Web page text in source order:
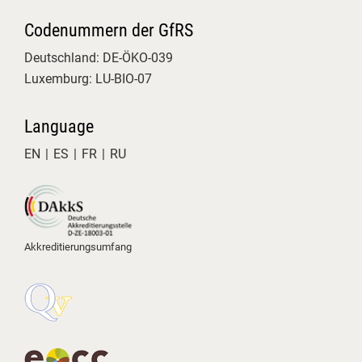
nicht so einfach! Hier konnten die
Teilnehmenden ihr Auge für
korrekte Bio-Deklarationen auf die
Interaktive Workshops: Echtes
haben wir typische
Herausforderungen praxisnah und
lösungsorientiert durchgespielt.
Gut zu sehen, mit wie viel
Bio-Qualität gearbeitet wird.
#Qualitätssicherung
Codenummern der GfRS
Deutschland: DE-ÖKO-039
Luxemburg: LU-BIO-07
Language
EN ES FR RU
Akkreditierungsumfang